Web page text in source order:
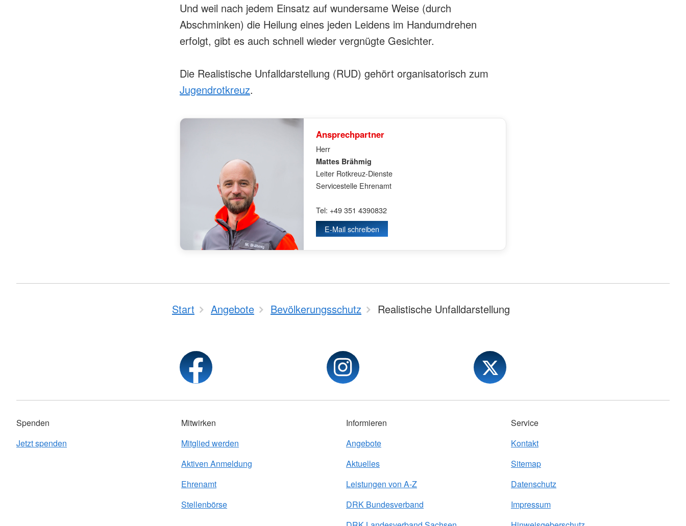
Und weil nach jedem Einsatz auf wundersame Weise (durch
Abschminken) die Heilung eines jeden Leidens im Handumdrehen
erfolgt, gibt es auch schnell wieder vergnügte Gesichter.
Die Realistische Unfalldarstellung (RUD) gehört organisatorisch zum
Jugendrotkreuz.
Ansprechpartner
Herr
Mattes Brähmig
Leiter Rotkreuz-Dienste
Servicestelle Ehrenamt
Tel: +49 351 4390832
E-Mail schreiben
Start Angebote Bevölkerungsschutz Realistische Unfalldarstellung
Spenden
Jetzt spenden
Mitwirken
Mitglied werden
Aktiven Anmeldung
Ehrenamt
Stellenbörse
Informieren
Angebote
Aktuelles
Leistungen von A-Z
DRK Bundesverband
Service
Kontakt
Sitemap
Datenschutz
Impressum